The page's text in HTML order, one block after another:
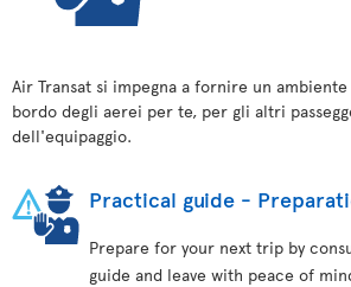
Air Transat si impegna a fornire un
bordo degli aerei per te, per gli altri
dell'equipaggio.
Practical guide -
Prepare for your next trip by
guide and leave with peace of